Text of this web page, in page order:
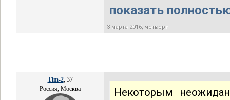
показать
3 марта 2016, четверг
Tim-2, 37
Россия, Москва
Некоторым